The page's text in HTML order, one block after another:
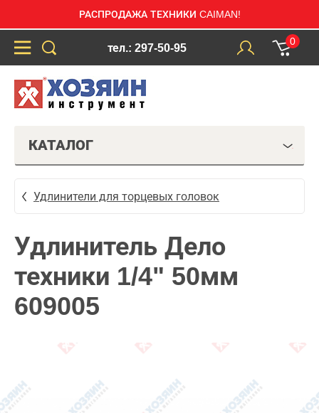
РАСПРОДАЖА ТЕХНИКИ CAIMAN!
тел.: 297-50-95
0
КАТАЛОГ
Удлинители для торцевых головок
Удлинитель Дело
техники 1/4" 50мм
609005